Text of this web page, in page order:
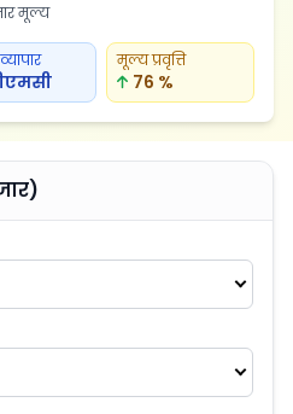
मूल्य
मूल्य प्रवृत्ति
76 %